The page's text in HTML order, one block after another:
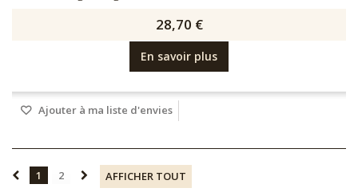
28,70 €
En savoir plus
Ajouter à ma liste d'envies
AFFICHER TOUT
1 2